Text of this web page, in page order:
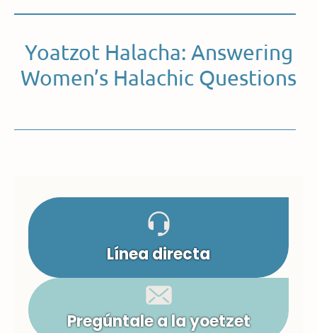
Yoatzot Halacha: Answering
Women’s Halachic Questions
Línea directa
Pregúntale a la yoetzet